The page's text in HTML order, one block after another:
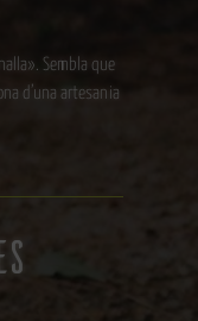
Sembla que
d’una artesania